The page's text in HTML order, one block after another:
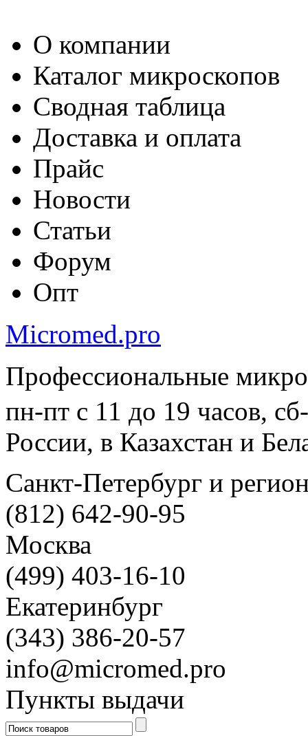
О компании
Каталог микроскопов
Сводная таблица
Доставка и оплата
Прайс
Новости
Статьи
Форум
Опт
Micromed.pro
Профессиональные
пн-пт с 11 до 19 часов,
России, в Казахстан и
Санкт-Петербург и
(812) 642-90-95
Москва
(499) 403-16-10
Екатеринбург
(343) 386-20-57
info@micromed.pro
Пункты выдачи